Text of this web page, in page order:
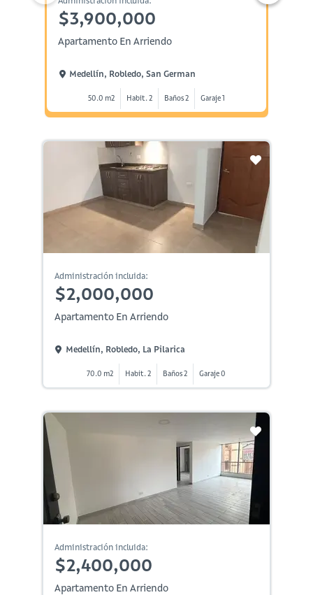
$3,900,000
Apartamento En Arriendo
Medellín, Robledo, San German
50.0 m2 Habit. 2 Baños 2 Garaje 1
Administración incluida:
$2,000,000
Apartamento En Arriendo
Medellín, Robledo, La Pilarica
70.0 m2 Habit. 2 Baños 2 Garaje 0
Administración incluida:
$2,400,000
Apartamento En Arriendo